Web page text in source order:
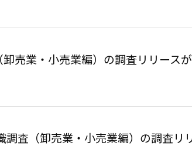
売業・小売業編）の調査リリース
調査（卸売業・小売業編）の調査リ